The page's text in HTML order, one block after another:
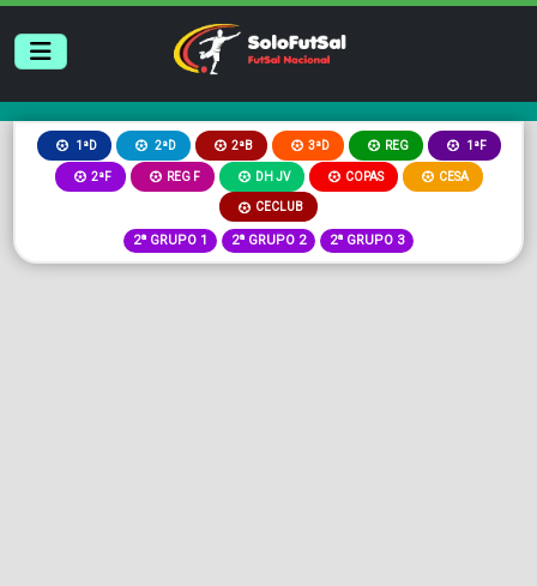
1ªD 2ªD 2ªB 3ªD REG 1ªF
2ªF REG F DH JV COPAS CESA
CECLUB
2ª GRUPO 1 2ª GRUPO 2 2ª GRUPO 3